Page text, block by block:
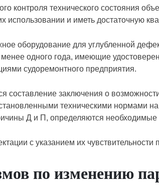
контроля технического состояния
использовании и иметь достаточную
оборудование для углубленной
одного года, имеющие
судоремонтного предприятия.
составление заключения о
техническими нормами
Д и П, определяются
с указанием их чувствительности
по изменению